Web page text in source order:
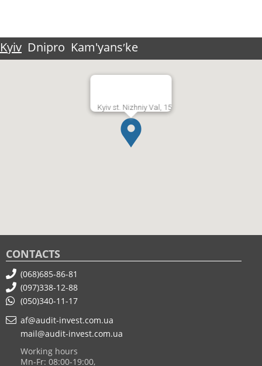
Kyiv Dnipro Kam'yansʹke
Kyiv st. Nizhniy Val, 15
CONTACTS
(068)685-86-81
(097)338-12-88
(050)340-11-17
af@audit-invest.com.ua
mail@audit-invest.com.ua
Working hours
Mn-Fr: 08:00-19:00,